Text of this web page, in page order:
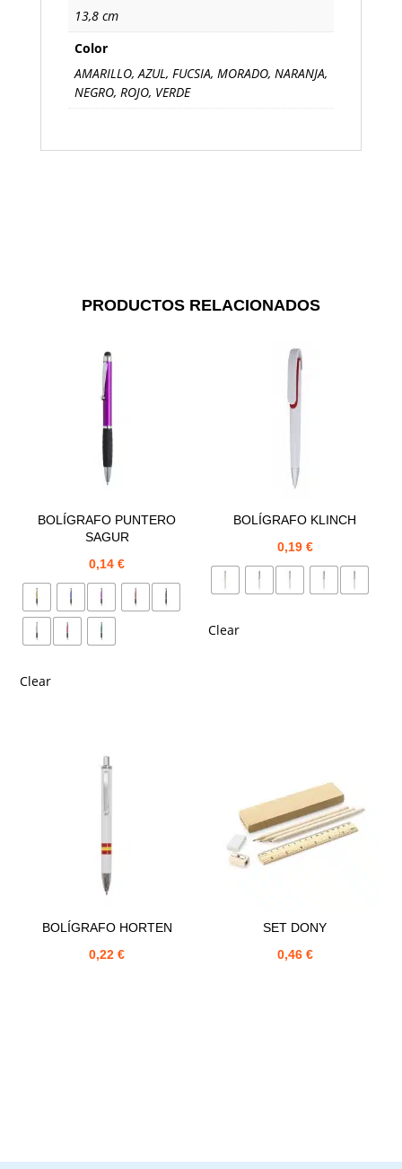
13,8 cm
Color
AMARILLO, AZUL, FUCSIA, MORADO, NARANJA,
NEGRO, ROJO, VERDE
PRODUCTOS RELACIONADOS
BOLÍGRAFO PUNTERO
SAGUR
0,14€
Clear
BOLÍGRAFO KLINCH
0,19 €
Clear
BOLÍGRAFO HORTEN
0,22€
SET DONY
0,46 €